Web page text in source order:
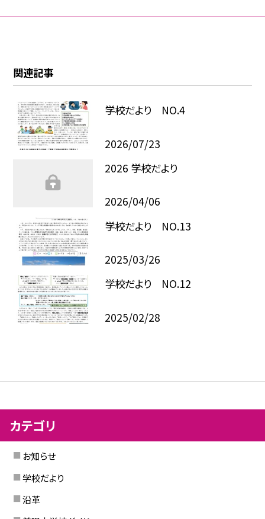
関連記事
学校だより NO.4
2026/07/23
2026 学校だより
2026/04/06
学校だより NO.13
2025/03/26
学校だより NO.12
2025/02/28
カテゴリ
お知らせ
学校だより
沿革